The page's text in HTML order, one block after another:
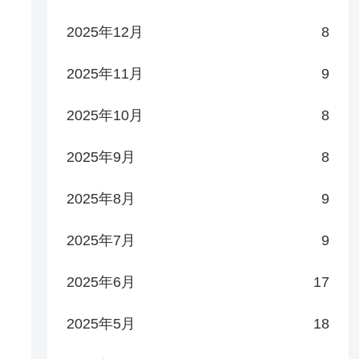
2025年12月 8
2025年11月 9
2025年10月 8
2025年9月 8
2025年8月 9
2025年7月 9
2025年6月 17
2025年5月 18